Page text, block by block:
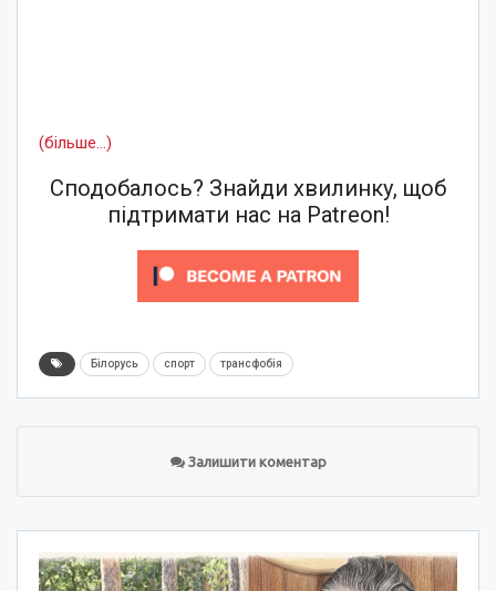
(більше…)
Сподобалось? Знайди хвилинку, щоб
підтримати нас на Patreon!
Білорусь спорт трансфобія
Залишити коментар